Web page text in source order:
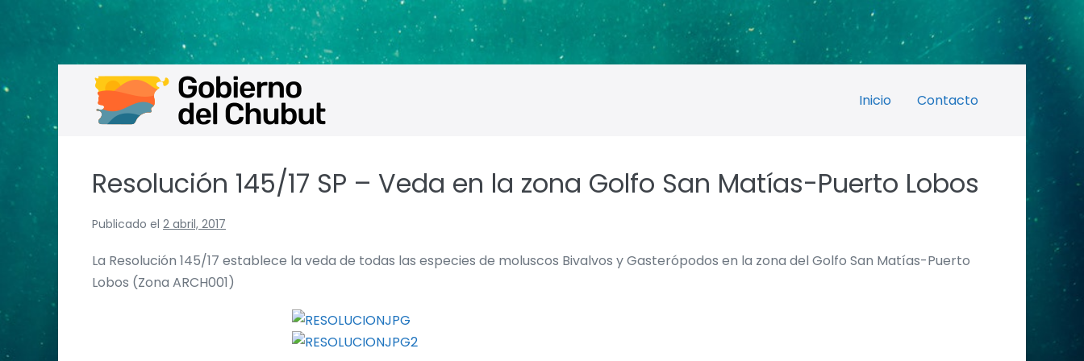
al
contenido
Inicio Contacto
Resolución 145/17 SP – Veda en la zona Golfo San Matías-Puerto Lobos
Publicado el 2 abril, 2017
La Resolución 145/17 establece la veda de todas las especies de moluscos Bivalvos y Gasterópodos en la zona del Golfo San Matías-Puerto
Lobos (Zona ARCH001)